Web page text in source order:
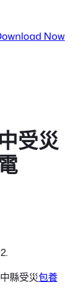
Now
受災
縣受災包養